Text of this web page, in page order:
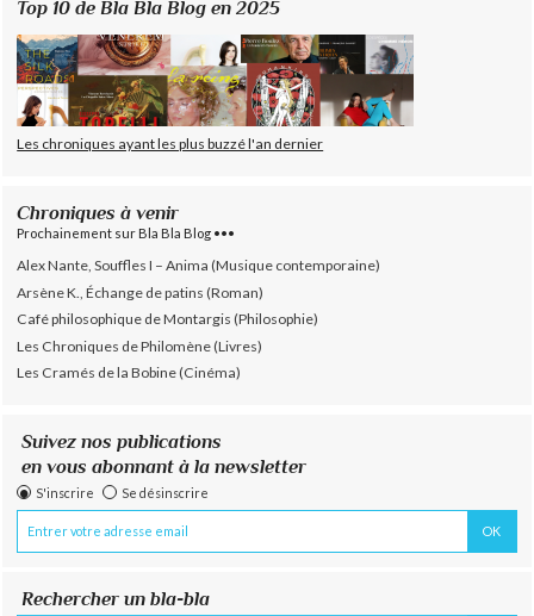
Top 10 de Bla Bla Blog en 2025
Les chroniques ayant les plus buzzé l'an dernier
Chroniques à venir
Prochainement sur Bla Bla Blog •••
Alex Nante, Souffles I – Anima (Musique contemporaine)
Arsène K., Échange de patins (Roman)
Café philosophique de Montargis (Philosophie)
Les Chroniques de Philomène (Livres)
Les Cramés de la Bobine (Cinéma)
Suivez nos publications
en vous abonnant à la newsletter
S'inscrire Se désinscrire
Rechercher un bla-bla